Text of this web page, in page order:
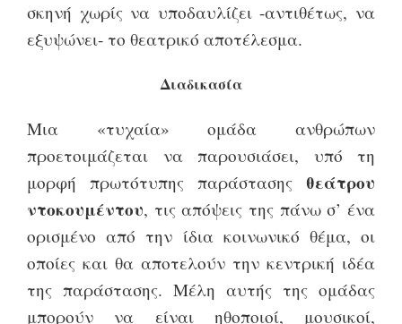
σκηνή χωρίς να υποδαυλίζει -αντιθέτως, να
εξυψώνει- το θεατρικό αποτέλεσμα.
Διαδικασία
Μια «τυχαία» ομάδα ανθρώπων
προετοιμάζεται να παρουσιάσει, υπό τη
μορφή πρωτότυπης παράστασης θεάτρου
ντοκουμέντου, τις απόψεις της πάνω σ’ ένα
ορισμένο από την ίδια κοινωνικό θέμα, οι
οποίες και θα αποτελούν την κεντρική ιδέα
της παράστασης. Μέλη αυτής της ομάδας
μπορούν να είναι ηθοποιοί, μουσικοί,